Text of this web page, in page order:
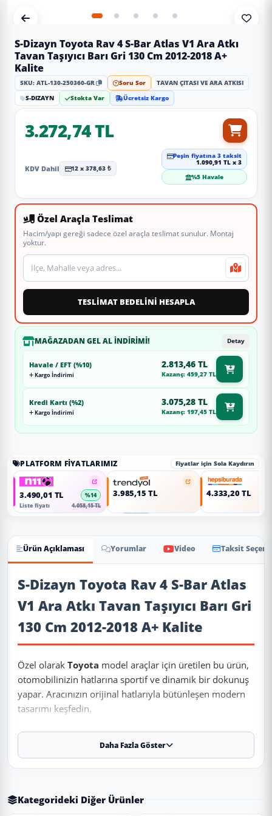
S-Dizayn Toyota Rav 4 S-Bar Atlas V1 Ara Atkı
Tavan Taşıyıcı Barı Gri 130 Cm 2012-2018 A+
Kalite
SKU: ATL-130-250360-GR Soru Sor
TAVAN ÇITASI VE ARA ATKISI
S-DIZAYN
Stokta Var Ücretsiz Kargo
3.272,74 TL
KDV Dahil 12 x 378,63 ₺
Peşin fiyatına 3 taksit
1.090,91 TL x 3
%5 Havale
Özel Araçla Teslimat
Hacim/yapı gereği sadece özel araçla teslimat sunulur. Montaj
yoktur.
Teslimat veya montaj adresi
TESLİMAT BEDELİNİ HESAPLA
MAĞAZADAN GEL AL İNDIRIMI! Detay
Havale / EFT (%10)
Kargo İndirimi
2.813,46 TL
Kazanç: 459,27 TL
Kredi Kartı (%2)
Kargo İndirimi
3.075,28 TL
Kazanç: 197,45 TL
PLATFORM FIYATLARIMIZ Fiyatlar için Sola Kaydırın
3.490,01 TL
%14
Liste fiyatı
4.058,15 TL
3.985,15 TL 4.333,20 TL
Ürün Açıklaması Yorumlar Video Taksit
Ürün Açıklaması
S-Dizayn Toyota Rav 4 S-Bar Atlas
V1 Ara Atkı Tavan Taşıyıcı Barı Gri
130 Cm 2012-2018 A+ Kalite
Özel olarak Toyota model araçlar için üretilen bu ürün,
otomobilinizin hatlarına sportif ve dinamik bir dokunuş
yapar. Aracınızın orijinal hatlarıyla bütünleşen modern
tasarımı keşfedin.
✨ Ürün Özellikleri ve Avantajları
✔ Uyumlu Yıllar:2012 - 2013 - 2014 - 2015 - 2016 - 2017 -
⚠️ Aracınızın modeli 2012 (ve altı) veya 2018 (ve üstü) ise, kasa
Daha Fazla Göster
Kategorideki Diğer Ürünler